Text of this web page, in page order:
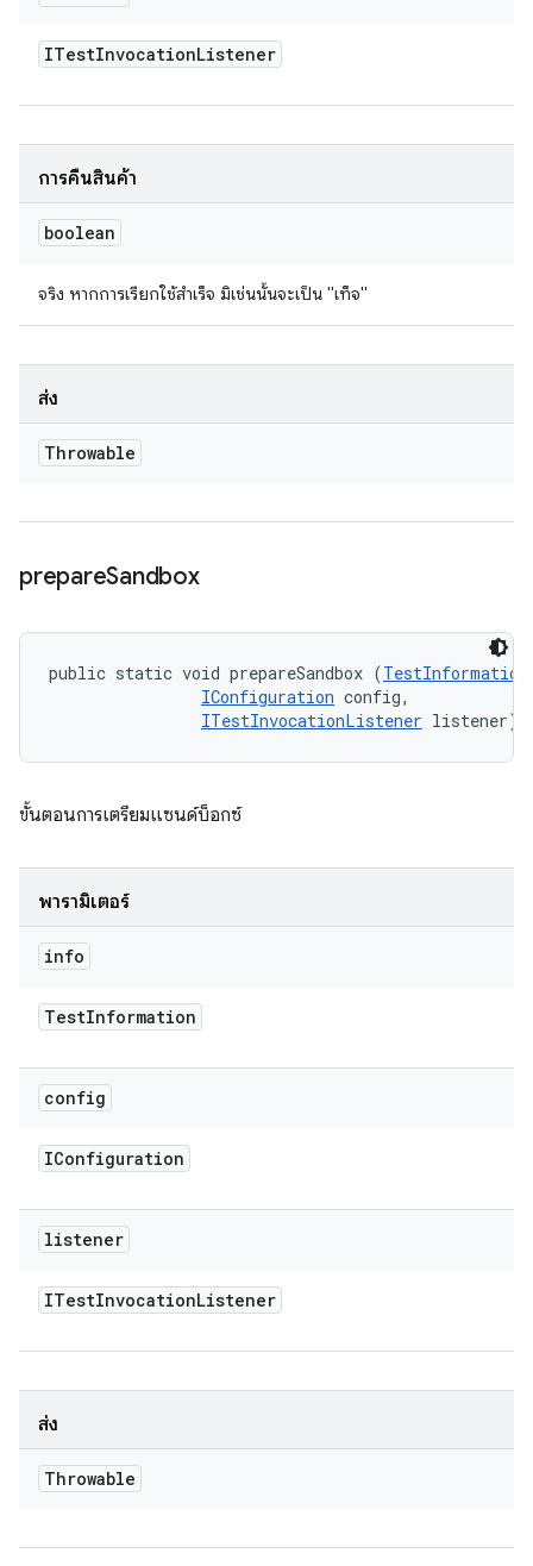
ITestInvocationListener
การคืนสินค้า
boolean
จริง หากการเรียกใช้สำเร็จ มิเช่นนั้นจะเป็น "เท็จ"
ส่ง
Throwable
prepareSandbox
public static void prepareSandbox (TestInformation
IConfiguration config,
ITestInvocationListener listener)
ขั้นตอนการเตรียมแซนด์บ็อกซ์
พารามิเตอร์
info
TestInformation
config
IConfiguration
listener
ITestInvocationListener
ส่ง
Throwable